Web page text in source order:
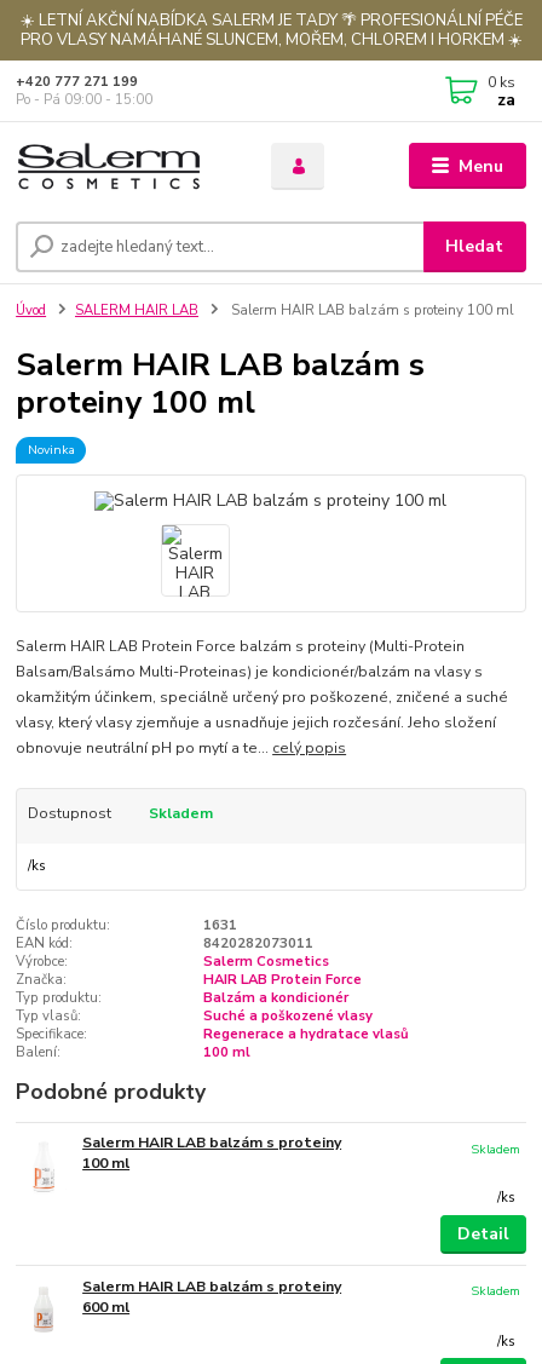
☀️ LETNÍ AKČNÍ NABÍDKA SALERM JE TADY 🌴 PROFESIONÁLNÍ PÉČE
PRO VLASY NAMÁHANÉ SLUNCEM, MOŘEM, CHLOREM I HORKEM ☀️
Menu
Hledat
+420 777 271 199
Po - Pá 09:00 - 15:00
0 ks
za
Úvod SALERM HAIR LAB Salerm HAIR LAB balzám s proteiny 100 ml
Salerm HAIR LAB balzám s
proteiny 100 ml
Novinka
Salerm HAIR LAB Protein Force balzám s proteiny (Multi-Protein
Balsam/Balsámo Multi-Proteinas) je kondicionér/balzám na vlasy s
okamžitým účinkem, speciálně určený pro poškozené, zničené a suché
vlasy, který vlasy zjemňuje a usnadňuje jejich rozčesání. Jeho složení
obnovuje neutrální pH po mytí a te... celý popis
Dostupnost Skladem
/ks
Číslo produktu:
1631
EAN kód:
8420282073011
Výrobce:
Salerm Cosmetics
Značka:
HAIR LAB Protein Force
Typ produktu:
Balzám a kondicionér
Typ vlasů:
Suché a poškozené vlasy
Specifikace:
Regenerace a hydratace vlasů
Balení:
100 ml
Podobné produkty
Salerm HAIR LAB balzám s proteiny
100 ml
/ks
Skladem
Detail
Salerm HAIR LAB balzám s proteiny
600 ml
/ks
Skladem